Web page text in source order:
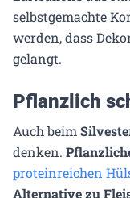
selbstgemachte
werden, dass
gelangt.
Pflanzlich
Auch beim
denken.
proteinreichen
Alternative zu